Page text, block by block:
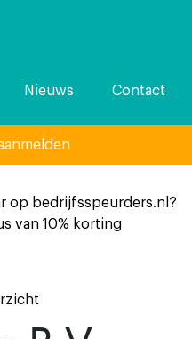
Nieuws Contact
op bedrijfsspeurders.nl?
van 10% korting